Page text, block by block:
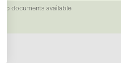
No documents available